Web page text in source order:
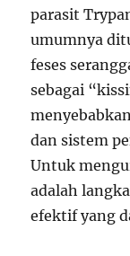
parasit
umumnya
feses
sebagai
dan sistem
Untuk
adalah
efektif yang